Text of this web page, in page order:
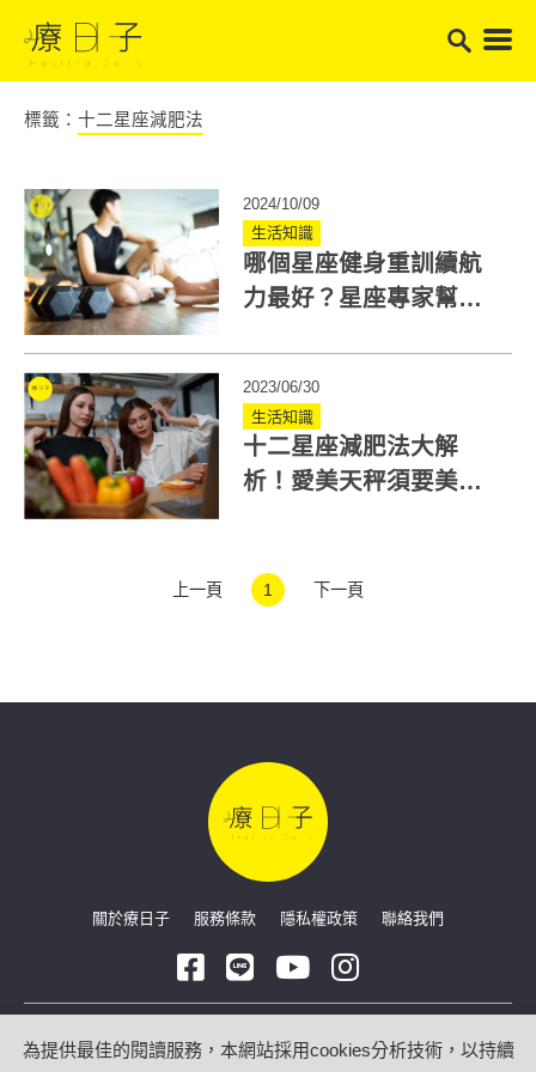
標籤： 十二星座減肥法
2024/10/09
生活知識
哪個星座健身重訓續航
力最好？星座專家幫你
2023/06/30
生活知識
十二星座減肥法大解
析！愛美天秤須要美美
上一頁 1 下一頁
關於療日子 服務條款 隱私權政策 聯絡我們
Copyright © 2026 療日子 HealingDaily
為提供最佳的閱讀服務，本網站採用cookies分析技術，以持續